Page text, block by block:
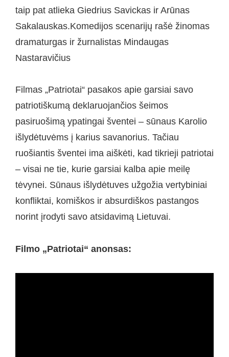
taip pat atlieka Giedrius Savickas ir Arūnas
Sakalauskas.Komedijos scenarijų rašė žinomas
dramaturgas ir žurnalistas Mindaugas
Nastaravičius
Filmas „Patriotai“ pasakos apie garsiai savo
patriotiškumą deklaruojančios šeimos
pasiruošimą ypatingai šventei – sūnaus Karolio
išlydėtuvėms į karius savanorius. Tačiau
ruošiantis šventei ima aiškėti, kad tikrieji patriotai
– visai ne tie, kurie garsiai kalba apie meilę
tėvynei. Sūnaus išlydėtuves užgožia vertybiniai
konfliktai, komiškos ir absurdiškos pastangos
norint įrodyti savo atsidavimą Lietuvai.
Filmo „Patriotai“ anonsas: